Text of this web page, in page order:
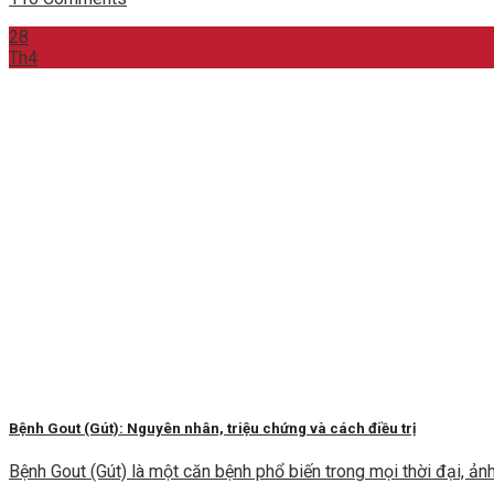
28
Th4
Bệnh Gout (Gút): Nguyên nhân, triệu chứng và cách điều trị
Bệnh Gout (Gút) là một căn bệnh phổ biến trong mọi thời đại,